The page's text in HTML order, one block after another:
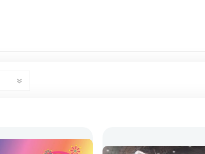
東部泡湯
北部展覽
南部SPA
其他票券